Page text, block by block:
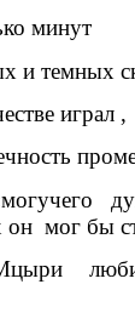
минут
играл ,
он мог бы